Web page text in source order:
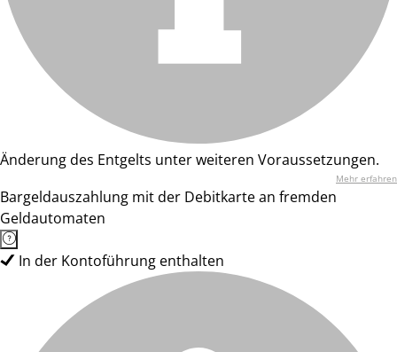
Änderung des Entgelts unter weiteren Voraussetzungen.
Mehr erfahren
Bargeldauszahlung mit der Debitkarte an fremden
Geldautomaten
In der Kontoführung enthalten